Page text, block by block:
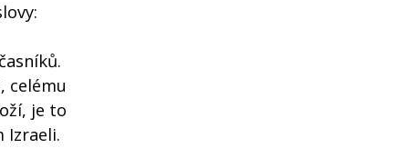
celému
je to
Izraeli.